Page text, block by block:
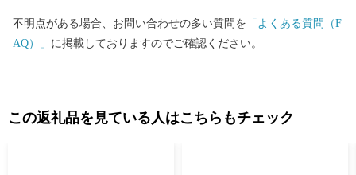
不明点がある場合、お問い合わせの多い質問を 「よくある質問（F
AQ）」 に掲載しておりますのでご確認ください。
この返礼品を見ている人はこちらもチェック